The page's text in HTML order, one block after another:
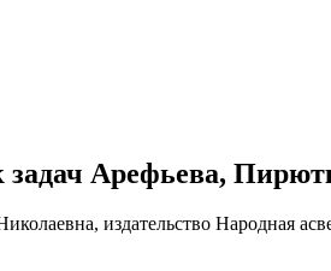
задач Арефьева,